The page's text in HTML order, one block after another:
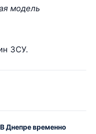
модель
ЗСУ.
В Днепре временно